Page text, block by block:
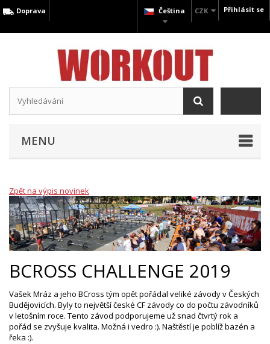
Přihlásit se
CZK
Čeština
Doprava
MENU
Zpět na výpis novinek
BCROSS CHALLENGE 2019
Vašek Mráz a jeho BCross tým opět pořádal veliké závody v Českých
Budějovicích. Byly to největší české CF závody co do počtu závodníků
v letošním roce. Tento závod podporujeme už snad čtvrtý rok a
pořád se zvyšuje kvalita. Možná i vedro :). Naštěstí je poblíž bazén a
řeka :).